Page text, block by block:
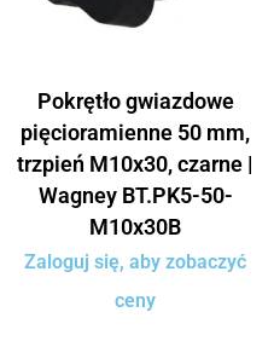
Pokrętło gwiazdowe
pięcioramienne 50 mm,
trzpień M10x30, czarne |
Wagney BT.PK5-50-
M10x30B
Zaloguj się, aby zobaczyć
ceny